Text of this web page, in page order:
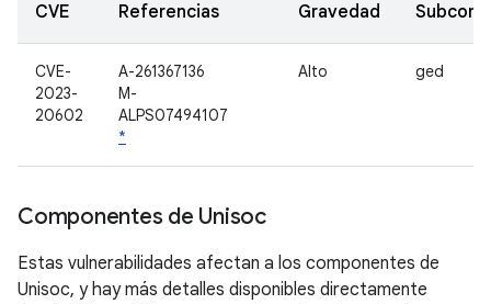
CVE Referencias Gravedad
CVE-
2023-
20602
A-261367136
M-
ALPS07494107
*
Alto ged
Componentes de Unisoc
Estas vulnerabilidades afectan a los componentes de
Unisoc, y hay más detalles disponibles directamente